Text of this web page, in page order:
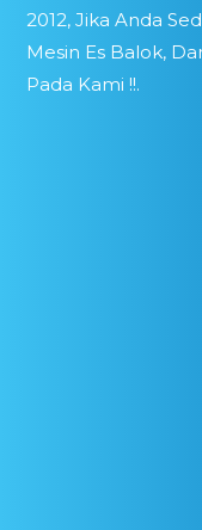
2012, Jika Anda
Mesin Es Balok,
Pada Kami !!.